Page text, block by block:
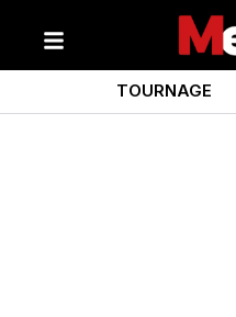
TOURNAGE